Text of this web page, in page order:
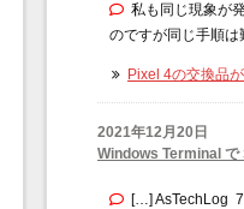
私も同じ現象が
のですが同じ手順は
Pixel 4の交換品
2021年12月20日
Windows Terminal で
[…] AsTechLog